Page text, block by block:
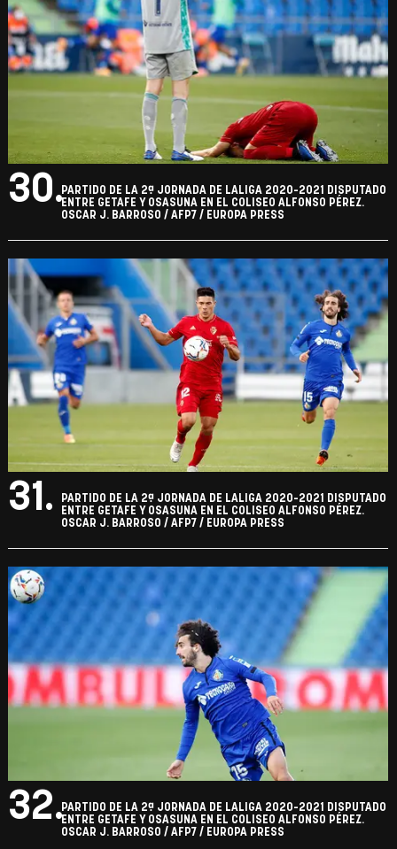
30.PARTIDO DE LA 2ª JORNADA DE LALIGA 2020-2021 DISPUTADO
ENTRE GETAFE Y OSASUNA EN EL COLISEO ALFONSO PÉREZ.
OSCAR J. BARROSO / AFP7 / EUROPA PRESS
31.
PARTIDO DE LA 2ª JORNADA DE LALIGA 2020-2021 DISPUTADO
ENTRE GETAFE Y OSASUNA EN EL COLISEO ALFONSO PÉREZ.
OSCAR J. BARROSO / AFP7 / EUROPA PRESS
32.PARTIDO DE LA 2ª JORNADA DE LALIGA 2020-2021 DISPUTADO
ENTRE GETAFE Y OSASUNA EN EL COLISEO ALFONSO PÉREZ.
OSCAR J. BARROSO / AFP7 / EUROPA PRESS